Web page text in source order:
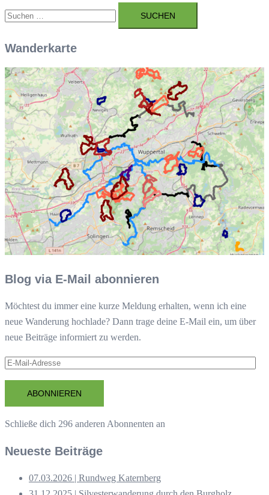
Suchen
nach:
Wanderkarte
Blog via E-Mail abonnieren
Möchtest du immer eine kurze Meldung erhalten, wenn ich eine
neue Wanderung hochlade? Dann trage deine E-Mail ein, um über
neue Beiträge informiert zu werden.
E-
AdresseABONNIEREN
Schließe dich 296 anderen Abonnenten an
Neueste Beiträge
07.03.2026 | Rundweg Katernberg